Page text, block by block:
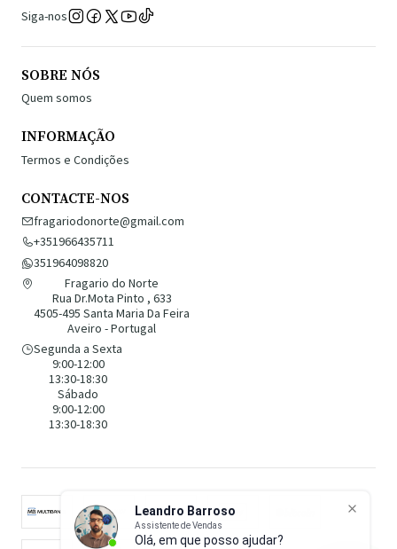
Leandro Barroso
Assistente de Vendas
Olá, em que posso ajudar?
Siga-nos
SOBRE NÓS
Quem somos
INFORMAÇÃO
Termos e Condições
CONTACTE-NOS
fragariodonorte@gmail.com
+351966435711
351964098820
Fragario do Norte
Rua Dr.Mota Pinto , 633
4505-495 Santa Maria Da Feira
Aveiro - Portugal
Segunda a Sexta
9:00-12:00
13:30-18:30
Sábado
9:00-12:00
13:30-18:30